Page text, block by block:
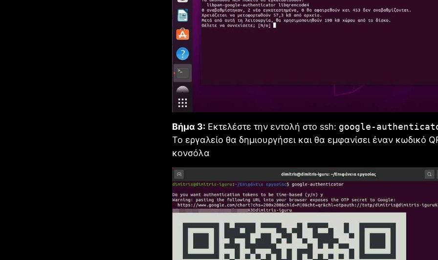
Βήμα 3: Εκτελέστε την εντολή στο ssh: google-
Το εργαλείο θα δημιουργήσει και θα εμφανίσει έναν κωδικό
κονσόλα